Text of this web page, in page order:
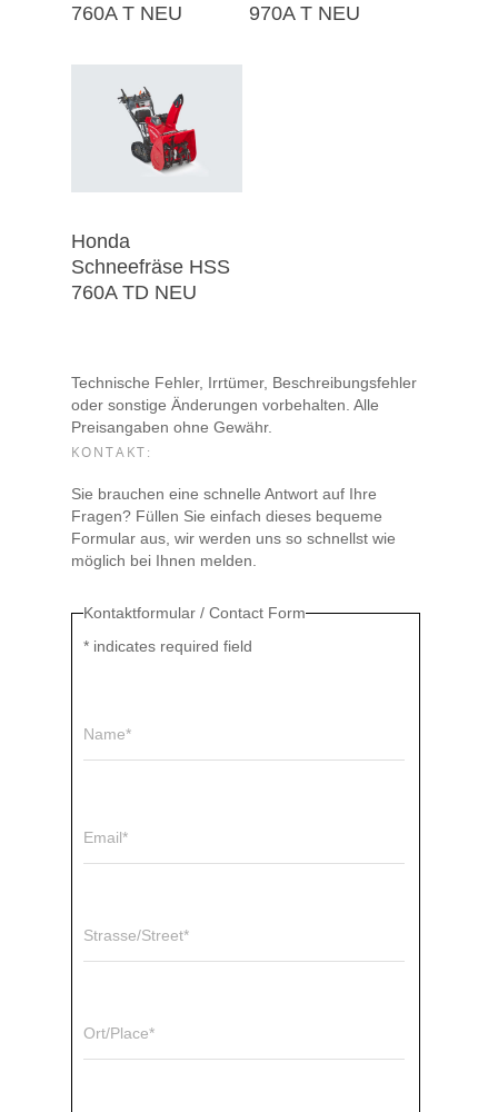
760A T NEU
970A T NEU
Honda
Schneefräse HSS
760A TD NEU
Technische Fehler, Irrtümer, Beschreibungsfehler
oder sonstige Änderungen vorbehalten. Alle
Preisangaben ohne Gewähr.
KONTAKT:
Sie brauchen eine schnelle Antwort auf Ihre
Fragen? Füllen Sie einfach dieses bequeme
Formular aus, wir werden uns so schnellst wie
möglich bei Ihnen melden.
Kontaktformular / Contact Form
* indicates required field
Name*
Email*
Strasse/Street*
Ort/Place*